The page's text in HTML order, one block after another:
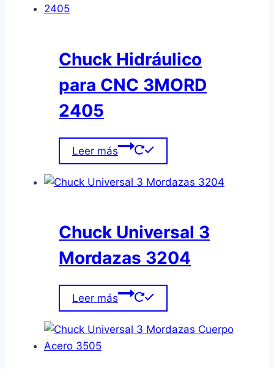
Chuck Hidráulico
para CNC 3MORD
2405
Leer más
Chuck Universal 3
Mordazas 3204
Leer más